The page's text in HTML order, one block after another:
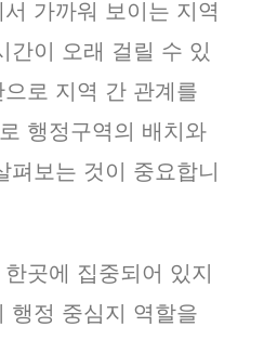
가까워 보이는 지역
간이 오래 걸릴 수 있
로 지역 간 관계를
행정구역의 배치와
펴보는 것이 중요합니
곳에 집중되어 있지
행정 중심지 역할을